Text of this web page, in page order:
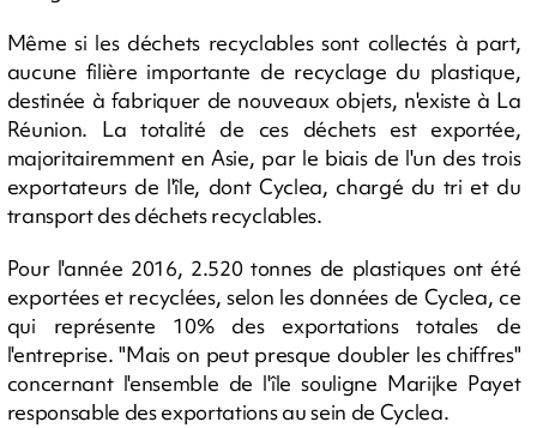
Même si les déchets recyclables sont collectés à part,
aucune filière importante de recyclage du plastique,
destinée à fabriquer de nouveaux objets, n'existe à La
Réunion. La totalité de ces déchets est exportée,
majoritairemment en Asie, par le biais de l'un des trois
exportateurs de l'île, dont Cyclea, chargé du tri et du
transport des déchets recyclables.
Pour l'année 2016, 2.520 tonnes de plastiques ont été
exportées et recyclées, selon les données de Cyclea, ce
qui représente 10% des exportations totales de
l'entreprise. "Mais on peut presque doubler les chiffres"
concernant l'ensemble de l'île souligne Marijke Payet
responsable des exportations au sein de Cyclea.